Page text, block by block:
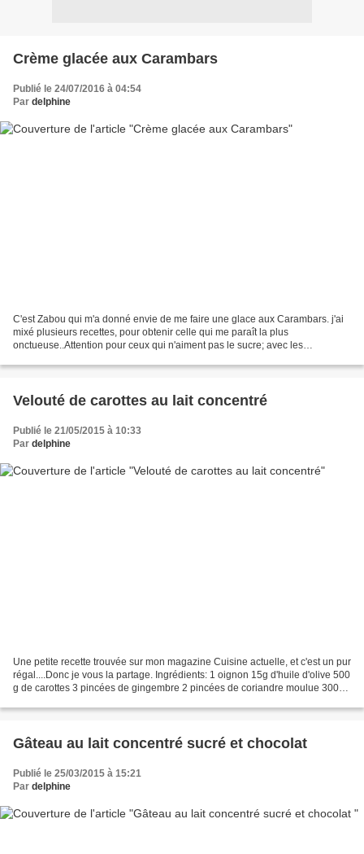
Crème glacée aux Carambars
Publié le 24/07/2016 à 04:54
Par delphine
C'est Zabou qui m'a donné envie de me faire une glace aux Carambars. j'ai
mixé plusieurs recettes, pour obtenir celle qui me paraît la plus
onctueuse..Attention pour ceux qui n'aiment pas le sucre; avec les
Velouté de carottes au lait concentré
Publié le 21/05/2015 à 10:33
Par delphine
Une petite recette trouvée sur mon magazine Cuisine actuelle, et c'est un pur
régal....Donc je vous la partage. Ingrédients: 1 oignon 15g d'huile d'olive 500
g de carottes 3 pincées de gingembre 2 pincées de coriandre moulue 300g
Gâteau au lait concentré sucré et chocolat
Publié le 25/03/2015 à 15:21
Par delphine